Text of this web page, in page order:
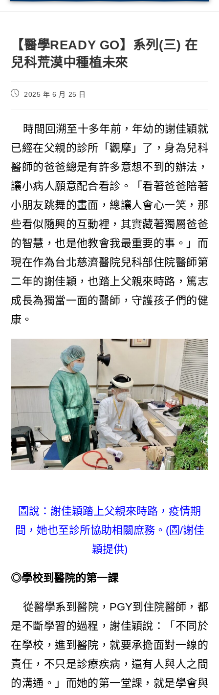
【醫學READY GO】系列(三) 在
兒科荒漠中種植未來
2025 年 6 月 25 日
時間回溯至十多年前，年幼的謝佳穎就
已經在父親的診所「觀摩」了，身為兒科
醫師的爸爸總是有許多意想不到的辦法，
讓小病人願意配合看診。「看著爸爸陪著
小朋友跳舞的畫面，總讓人會心一笑，那
些看似隨興的互動裡，其實藏著獨屬爸爸
的智慧，也是他教會我最重要的事。」而
現在作為台北慈濟醫院兒科部住院醫師第
二年的謝佳穎，也踏上父親來時路，篤志
成長為獨當一面的醫師，守護孩子們的健
康。
圖說：謝佳穎踏上父親來時路，疫情期
間，她也至診所協助相關庶務。(圖/謝佳
穎提供)
◎學校到醫院的第一課
從醫學系到醫院，PGY到住院醫師，都
是不斷學習的過程，謝佳穎說：「不同於
在學校，進到醫院，就要承擔面對一線的
責任，不只是診療疾病，還有人與人之間
的溝通。」而她的第一堂課，就是學會與